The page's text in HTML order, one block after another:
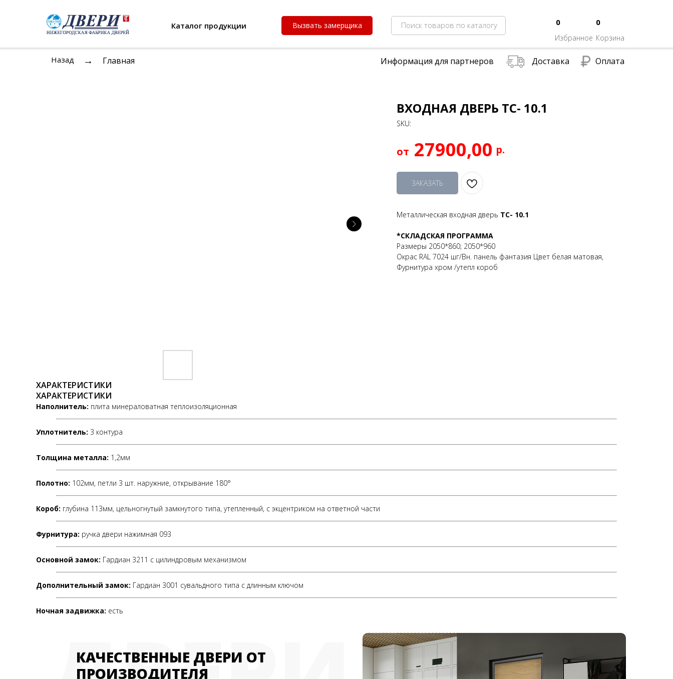
Главная Доставка Оплата
Корзина
0
Избранное
0
Назад
Вызвать замерщика
Каталог продукции Поиск товаров по каталогу
→ Информация для партнеров
ВХОДНАЯ ДВЕРЬ ТС- 10.1
SKU:
27900,00 р.
ЗАКАЗАТЬ
Металлическая входная дверь ТС- 10.1
*СКЛАДСКАЯ ПРОГРАММА
Размеры 2050*860; 2050*960
Окрас RAL 7024 шг/Вн. панель фантазия Цвет белая матовая,
Фурнитура хром /утепл короб
ХАРАКТЕРИСТИКИ
ХАРАКТЕРИСТИКИ
Наполнитель: плита минераловатная теплоизоляционная
Уплотнитель: 3 контура
Толщина металла: 1,2мм
Полотно: 102мм, петли 3 шт. наружние, открывание 180°
Короб: глубина 113мм, цельногнутый замкнутого типа, утепленный, с экцентриком на ответной части
Фурнитура: ручка двери нажимная 093
Основной замок: Гардиан 3211 с цилиндровым механизмом
Дополнительный замок: Гардиан 3001 сувальдного типа с длинным ключом
Ночная задвижка: есть
КАЧЕСТВЕННЫЕ ДВЕРИ ОТ
ПРОИЗВОДИТЕЛЯ